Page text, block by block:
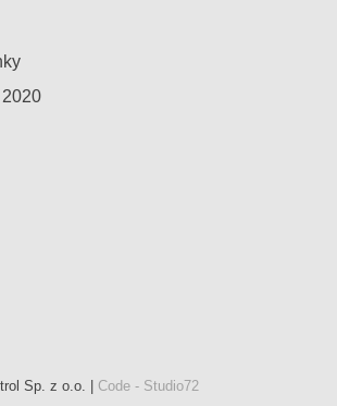
Sp. z o.o. | Code - Studio72